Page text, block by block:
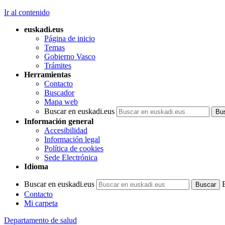
Ir al contenido
euskadi.eus
Página de inicio
Temas
Gobierno Vasco
Trámites
Herramientas
Contacto
Buscador
Mapa web
Buscar en euskadi.eus
Información general
Accesibilidad
Información legal
Política de cookies
Sede Electrónica
Idioma
Buscar en euskadi.eus
Contacto
Mi carpeta
Departamento de salud